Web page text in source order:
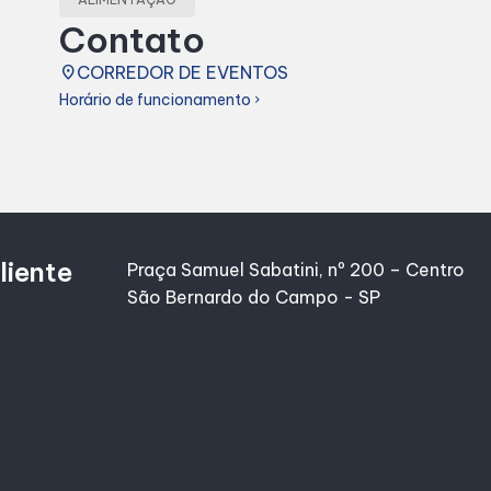
Contato
placeCORREDOR DE EVENTOS
Horário de funcionamento chevron_right
Praça Samuel Sabatini, nº 200 – Centro
São Bernardo do Campo - SP